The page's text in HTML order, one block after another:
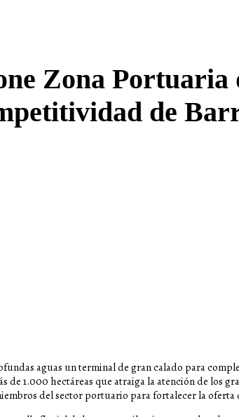
Zona Portuaria
de
aguas un terminal de gran calado para
de 1.000 hectáreas que atraiga la atención de los
del sector portuario para fortalecer la oferta